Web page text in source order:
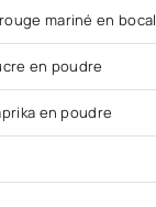
mariné en bocal
en poudre
en poudre